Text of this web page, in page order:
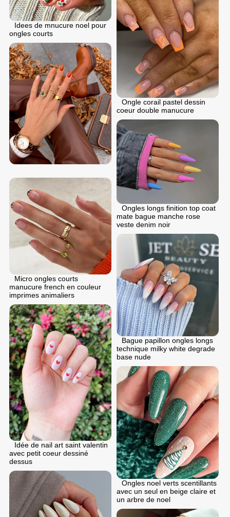
Idees de mnucure noel pour
ongles courts
Ongle corail pastel dessin
coeur double manucure
Ongles longs finition top coat
mate bague manche rose
veste denim noir
Micro ongles courts
manucure french en couleur
imprimes animaliers
Bague papillon ongles longs
technique milky white degrade
base nude
Idée de nail art saint valentin
avec petit coeur dessiné
dessus
Ongles noel verts scentillants
avec un seul en beige claire et
un arbre de noel